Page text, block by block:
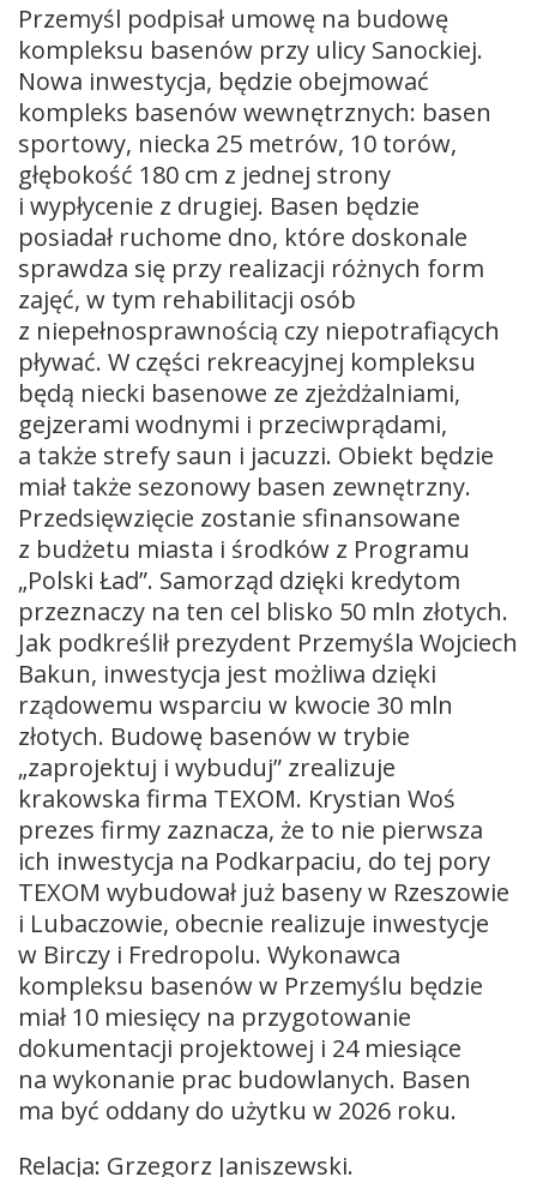
Przemyśl podpisał umowę na budowę
kompleksu basenów przy ulicy Sanockiej.
Nowa inwestycja, będzie obejmować
kompleks basenów wewnętrznych: basen
sportowy, niecka 25 metrów, 10 torów,
głębokość 180 cm z jednej strony
i wypłycenie z drugiej. Basen będzie
posiadał ruchome dno, które doskonale
sprawdza się przy realizacji różnych form
zajęć, w tym rehabilitacji osób
z niepełnosprawnością czy niepotrafiących
pływać. W części rekreacyjnej kompleksu
będą niecki basenowe ze zjeżdżalniami,
gejzerami wodnymi i przeciwprądami,
a także strefy saun i jacuzzi. Obiekt będzie
miał także sezonowy basen zewnętrzny.
Przedsięwzięcie zostanie sfinansowane
z budżetu miasta i środków z Programu
„Polski Ład”. Samorząd dzięki kredytom
przeznaczy na ten cel blisko 50 mln złotych.
Jak podkreślił prezydent Przemyśla Wojciech
Bakun, inwestycja jest możliwa dzięki
rządowemu wsparciu w kwocie 30 mln
złotych. Budowę basenów w trybie
„zaprojektuj i wybuduj” zrealizuje
krakowska firma TEXOM. Krystian Woś
prezes firmy zaznacza, że to nie pierwsza
ich inwestycja na Podkarpaciu, do tej pory
TEXOM wybudował już baseny w Rzeszowie
i Lubaczowie, obecnie realizuje inwestycje
w Birczy i Fredropolu. Wykonawca
kompleksu basenów w Przemyślu będzie
miał 10 miesięcy na przygotowanie
dokumentacji projektowej i 24 miesiące
na wykonanie prac budowlanych. Basen
ma być oddany do użytku w 2026 roku.
Relacja: Grzegorz Janiszewski.